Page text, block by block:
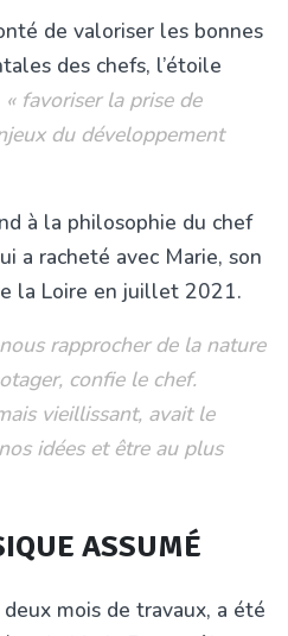
de valoriser les bonnes
des chefs, l’étoile
« favoriser la prise de
du développement
à la philosophie du chef
a racheté avec Marie, son
la Loire en juillet 2021.
rapprocher de la nature
confie le chef.
vieillissant, avait le
idées et être au plus
ASSUMÉ
mois de travaux, a été